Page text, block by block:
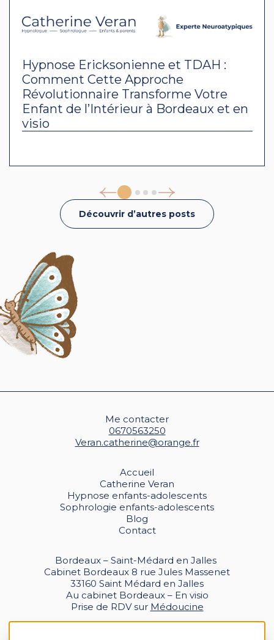
Hypnose Ericksonienne et TDAH :
Comment Cette Approche
Révolutionnaire Transforme Votre
Enfant de l’Intérieur à Bordeaux et en
visio
Découvrir d’autres posts
Me contacter
0670563250
Veran.catherine@orange.fr
Accueil
Catherine Veran
Hypnose enfants-adolescents
Sophrologie enfants-adolescents
Blog
Contact
Bordeaux – Saint-Médard en Jalles
Cabinet Bordeaux 8 rue Jules Massenet
33160 Saint Médard en Jalles
Au cabinet Bordeaux – En visio
Prise de RDV sur Médoucine